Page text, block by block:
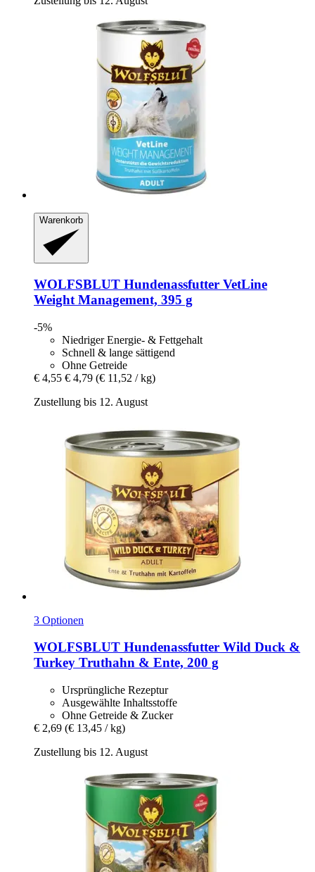
Warenkorb
WOLFSBLUT Hundenassfutter VetLine
Weight Management, 395 g
-5%
Niedriger Energie- & Fettgehalt
Schnell & lange sättigend
Ohne Getreide
€ 4,55 € 4,79 (€ 11,52 / kg)
Zustellung bis 12. August
3 Optionen
WOLFSBLUT Hundenassfutter Wild Duck &
Turkey Truthahn & Ente, 200 g
Ursprüngliche Rezeptur
Ausgewählte Inhaltsstoffe
Ohne Getreide & Zucker
€ 2,69 (€ 13,45 / kg)
Zustellung bis 12. August